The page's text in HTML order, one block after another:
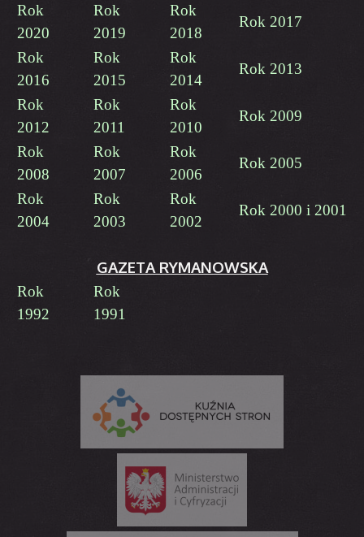
Rok
2020
Rok
2019
Rok
2018
Rok 2017
Rok
2016
Rok
2015
Rok
2014
Rok 2013
Rok
2012
Rok
2011
Rok
2010
Rok 2009
Rok
2008
Rok
2007
Rok
2006
Rok 2005
Rok
2004
Rok
2003
Rok
2002
Rok 2000 i 2001
GAZETA RYMANOWSKA
Rok
1992
Rok
1991